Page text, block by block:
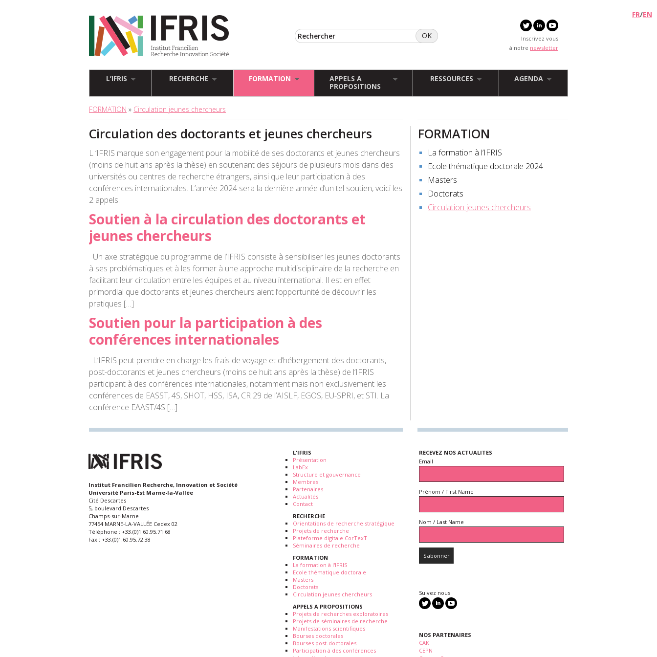
Inscrivez vous
à notre newsletter
FR/EN
L’IFRIS RECHERCHE FORMATION
APPELS A
PROPOSITIONS
RESSOURCES AGENDA
FORMATION » Circulation jeunes chercheurs
Circulation des doctorants et jeunes chercheurs
L ’IFRIS marque son engagement pour la mobilité de ses doctorants et jeunes chercheurs
(moins de huit ans après la thèse) en soutenant des séjours de plusieurs mois dans des
universités ou centres de recherche étrangers, ainsi que leur participation à des
conférences internationales. L’année 2024 sera la dernière année d’un tel soutien, voici les
2 appels.
Soutien à la circulation des doctorants et
jeunes chercheurs
Un axe stratégique du programme de l’IFRIS consiste à sensibiliser les jeunes doctorants
à ses problématiques et à les former à une approche multidisciplinaire de la recherche en
facilitant leur circulation entre les équipes et au niveau international. Il est en effet
primordial que doctorants et jeunes chercheurs aient l’opportunité de découvrir les
pratiques […]
Soutien pour la participation à des
conférences internationales
L’IFRIS peut prendre en charge les frais de voyage et d’hébergement des doctorants,
post-doctorants et jeunes chercheurs (moins de huit ans après la thèse) de l’IFRIS
participant à des conférences internationales, notamment mais non exclusivement les
conférences de EASST, 4S, SHOT, HSS, ISA, CR 29 de l’AISLF, EGOS, EU-SPRI, et STI. La
conférence EAAST/4S […]
FORMATION
La formation à l’IFRIS
Ecole thématique doctorale 2024
Masters
Doctorats
Circulation jeunes chercheurs
Institut Francilien Recherche, Innovation et Société
Université Paris-Est Marne-la-Vallée
Cité Descartes
5, boulevard Descartes
Champs-sur-Marne
77454 MARNE-LA-VALLÉE Cedex 02
Téléphone : +33.(0)1.60.95.71.68
Fax : +33.(0)1.60.95.72.38
L'IFRIS
Présentation
LabEx
Structure et gouvernance
Membres
Partenaires
Actualités
Contact
RECHERCHE
Orientations de recherche stratégique
Projets de recherche
Plateforme digitale CorTexT
Séminaires de recherche
FORMATION
La formation à l'IFRIS
Ecole thématique doctorale
Masters
Doctorats
Circulation jeunes chercheurs
APPELS A PROPOSITIONS
Projets de recherches exploratoires
Projets de séminaires de recherche
Manifestations scientifiques
Bourses doctorales
Bourses post-doctorales
Participation à des conférences
RECEVEZ NOS ACTUALITES
Email
Prénom / First Name
Nom / Last Name
Suivez nous
NOS PARTENAIRES
CAK
CEPN